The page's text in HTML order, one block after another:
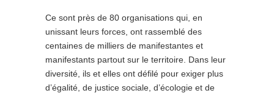
Ce sont près de 80 organisations qui, en
unissant leurs forces, ont rassemblé des
centaines de milliers de manifestantes et
manifestants partout sur le territoire. Dans leur
diversité, ils et elles ont défilé pour exiger plus
d’égalité, de justice sociale, d’écologie et de